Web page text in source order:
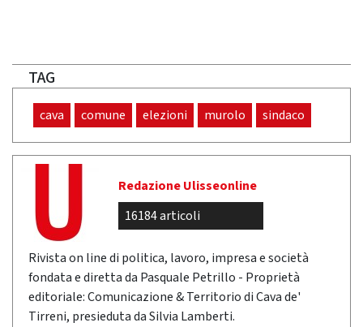
TAG
cava comune elezioni murolo sindaco
Redazione Ulisseonline
16184 articoli
Rivista on line di politica, lavoro, impresa e società
fondata e diretta da Pasquale Petrillo - Proprietà
editoriale: Comunicazione & Territorio di Cava de'
Tirreni, presieduta da Silvia Lamberti.